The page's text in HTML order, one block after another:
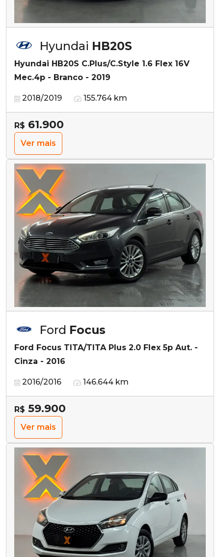
Hyundai HB20S
Hyundai HB20S C.Plus/C.Style 1.6 Flex 16V
Mec.4p - Branco - 2019
2018/2019 155.764 km
R$ 61.900
Ver mais
Ford Focus
Ford Focus TITA/TITA Plus 2.0 Flex 5p Aut. -
Cinza - 2016
2016/2016 146.644 km
R$ 59.900
Ver mais